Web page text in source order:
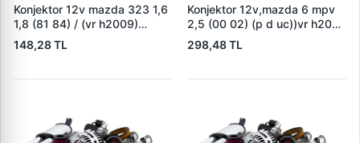
Konjektor 12v mazda 323 1,6
1,8 (81 84) / (vr h2009)
a001t33076
148,28 TL
Konjektor 12v,mazda 6 mpv
2,5 (00 02) (p d uc))vr h2009
100 a866x46572
gy0118w70
298,48 TL